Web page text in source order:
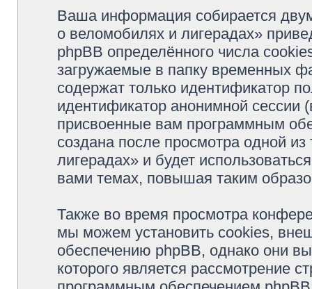
Ваша информация собирается
о веломобилях и лигерадах»
phpBB определённого числа
загружаемые в папку временных
содержат только идентификатор
идентификатор анонимной сессии
присвоенные вам программным
создана после просмотра одной
лигерадах» и будет
вами темах, повышая таким
Также во время просмотра
мы можем установить cookies,
обеспечению phpBB, однако они
которого является рассмотрение